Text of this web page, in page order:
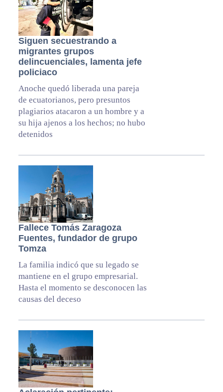
Siguen secuestrando a
migrantes grupos
delincuenciales, lamenta jefe
policiaco
Anoche quedó liberada una pareja
de ecuatorianos, pero presuntos
plagiarios atacaron a un hombre y a
su hija ajenos a los hechos; no hubo
detenidos
Fallece Tomás Zaragoza
Fuentes, fundador de grupo
Tomza
La familia indicó que su legado se
mantiene en el grupo empresarial.
Hasta el momento se desconocen las
causas del deceso